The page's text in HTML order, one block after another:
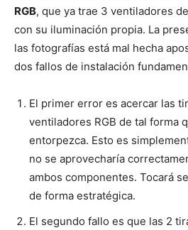
RGB, que ya trae 3 ventiladores
con su iluminación propia. La
las fotografías está mal hecha
dos fallos de instalación
El primer error es acercar las
ventiladores RGB de tal forma
entorpezca. Esto es
no se aprovecharía
ambos componentes. Tocará
de forma estratégica.
El segundo fallo es que las 2